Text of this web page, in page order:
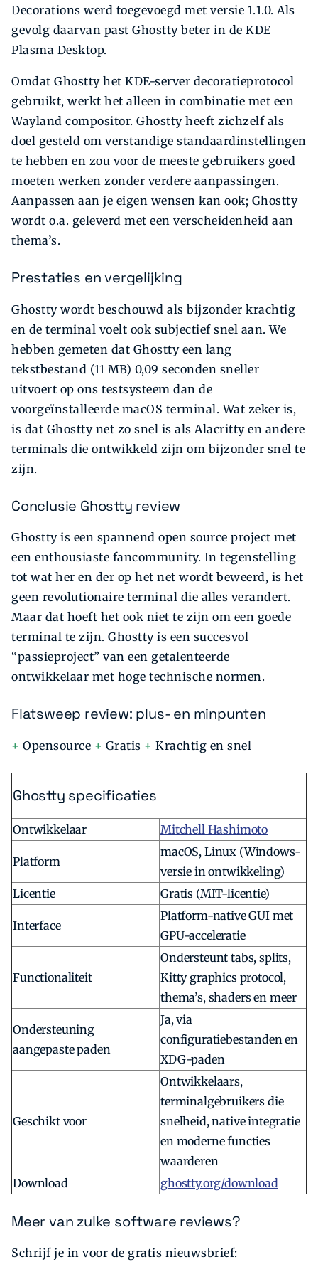
Decorations werd toegevoegd met versie 1.1.0. Als
gevolg daarvan past Ghostty beter in de KDE
Plasma Desktop.
Omdat Ghostty het KDE-server decoratieprotocol
gebruikt, werkt het alleen in combinatie met een
Wayland compositor. Ghostty heeft zichzelf als
doel gesteld om verstandige standaardinstellingen
te hebben en zou voor de meeste gebruikers goed
moeten werken zonder verdere aanpassingen.
Aanpassen aan je eigen wensen kan ook; Ghostty
wordt o.a. geleverd met een verscheidenheid aan
thema’s.
Prestaties en vergelijking
Ghostty wordt beschouwd als bijzonder krachtig
en de terminal voelt ook subjectief snel aan. We
hebben gemeten dat Ghostty een lang
tekstbestand (11 MB) 0,09 seconden sneller
uitvoert op ons testsysteem dan de
voorgeïnstalleerde macOS terminal. Wat zeker is,
is dat Ghostty net zo snel is als Alacritty en andere
terminals die ontwikkeld zijn om bijzonder snel te
zijn.
Conclusie Ghostty review
Ghostty is een spannend open source project met
een enthousiaste fancommunity. In tegenstelling
tot wat her en der op het net wordt beweerd, is het
geen revolutionaire terminal die alles verandert.
Maar dat hoeft het ook niet te zijn om een goede
terminal te zijn. Ghostty is een succesvol
“passieproject” van een getalenteerde
ontwikkelaar met hoge technische normen.
Flatsweep review: plus- en minpunten
+ Opensource + Gratis + Krachtig en snel
Ghostty specificaties
Ontwikkelaar Mitchell Hashimoto
Platform
macOS, Linux (Windows-
versie in ontwikkeling)
Licentie
Gratis (MIT-licentie)
Interface
Platform-native GUI met
GPU-acceleratie
Functionaliteit
Ondersteunt tabs, splits,
Kitty graphics protocol,
thema’s, shaders en meer
Ondersteuning
aangepaste paden
Ja, via
configuratiebestanden en
XDG-paden
Geschikt voor
Ontwikkelaars,
terminalgebruikers die
snelheid, native integratie
en moderne functies
waarderen
Download
ghostty.org/download
Meer van zulke software reviews?
Schrijf je in voor de gratis nieuwsbrief: